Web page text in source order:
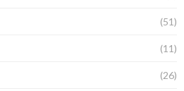
(51)
(11)
(26)